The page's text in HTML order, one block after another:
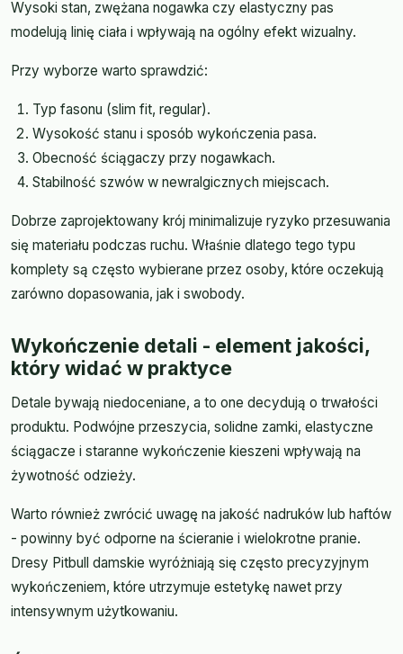
Wysoki stan, zwężana nogawka czy elastyczny pas
modelują linię ciała i wpływają na ogólny efekt wizualny.
Przy wyborze warto sprawdzić:
Typ fasonu (slim fit, regular).
Wysokość stanu i sposób wykończenia pasa.
Obecność ściągaczy przy nogawkach.
Stabilność szwów w newralgicznych miejscach.
Dobrze zaprojektowany krój minimalizuje ryzyko przesuwania
się materiału podczas ruchu. Właśnie dlatego tego typu
komplety są często wybierane przez osoby, które oczekują
zarówno dopasowania, jak i swobody.
Wykończenie detali - element jakości,
który widać w praktyce
Detale bywają niedoceniane, a to one decydują o trwałości
produktu. Podwójne przeszycia, solidne zamki, elastyczne
ściągacze i staranne wykończenie kieszeni wpływają na
żywotność odzieży.
Warto również zwrócić uwagę na jakość nadruków lub haftów
- powinny być odporne na ścieranie i wielokrotne pranie.
Dresy Pitbull damskie wyróżniają się często precyzyjnym
wykończeniem, które utrzymuje estetykę nawet przy
intensywnym użytkowaniu.